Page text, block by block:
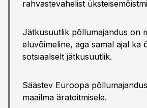
rahvastevahelist
Jätkusuutlik põllumajandus on
eluvõimeline, aga samal ajal ka
sotsiaalselt jätkusuutlik.
Säästev Euroopa
maailma äratoitmisele.